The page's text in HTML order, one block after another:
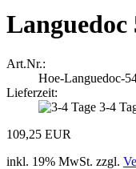
Languedoc
Art.Nr.:
Hoe-Languedoc-
Lieferzeit:
3-4
109,25 EUR
inkl. 19% MwSt. zzgl.